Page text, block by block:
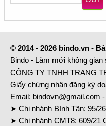
© 2014 - 2026 bindo.vn -
Bindo - Làm mới không gian
CÔNG TY TNHH TRANG
Giấy chứng nhận đăng ký
Email: bindovn@gmail.com
➤ Chi nhánh Bình Tân: 95/
➤ Chi nhánh CMT8: 609/21